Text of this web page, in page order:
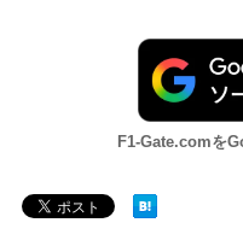
F1-Gate.comを